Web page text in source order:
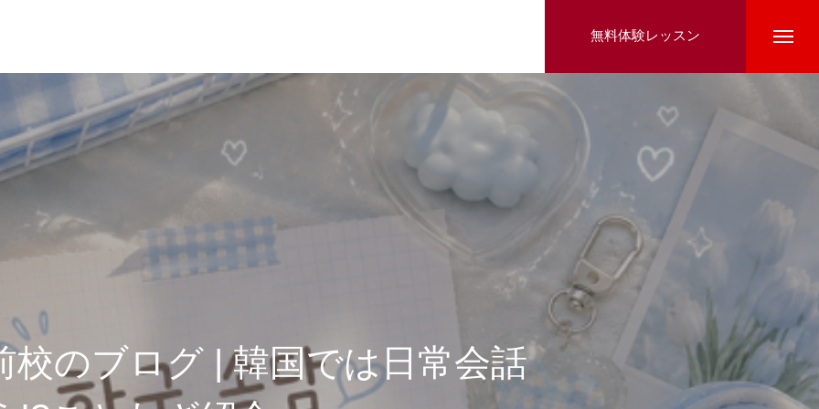
無料体験レッスン
校のブログ | 韓国では日常会話